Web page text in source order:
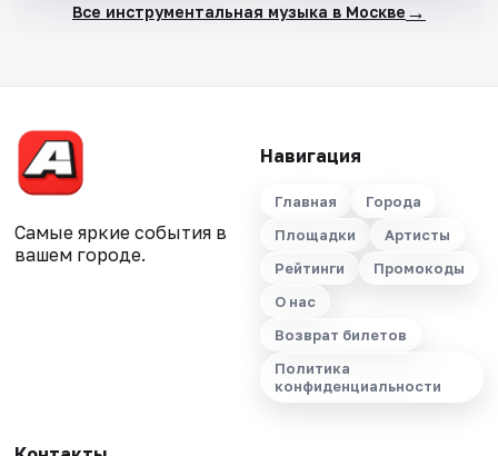
Все инструментальная музыка в Москве →
Самые яркие события в
вашем городе.
Навигация
Главная
Города
Площадки
Артисты
Рейтинги
Промокоды
О нас
Возврат билетов
Политика
конфиденциальности